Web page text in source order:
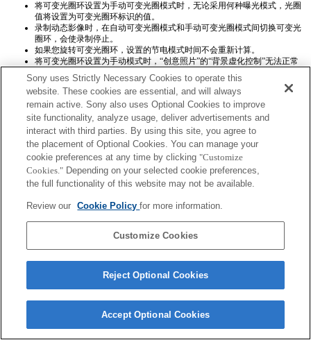
将可变光圈环设置为手动可变光圈模式时，无论采用何种曝光模式，光圈
值将设置为可变光圈环标识的值。
录制动态影像时，在自动可变光圈模式和手动可变光圈模式间切换可变光
圈环，会使录制停止。
如果您旋转可变光圈环，设置的节电模式时间不会重新计算。
将可变光圈环设置为手动模式时，“创意照片”的“背景虚化控制”无法正常
运行，然而屏幕显示则一切正常。
在手动可变光圈模式下设置为 F1.7 时，Exif 中记录的值为 F1.8，但拍摄时
使用的实际光圈是 F1.7。
Exif镜头名称将不会被正确记录。
Sony uses Strictly Necessary Cookies to operate this
website. These cookies are essential, and will always
remain active. Sony also uses Optional Cookies to improve
site functionality, analyze usage, deliver advertisements and
interact with third parties. By using this site, you agree to
the placement of Optional Cookies. You can manage your
cookie preferences at any time by clicking "Customize
Cookies." Depending on your selected cookie preferences,
the full functionality of this website may not be available.
Review our Cookie Policyfor more information.
Customize Cookies
Reject Optional Cookies
Accept Optional Cookies